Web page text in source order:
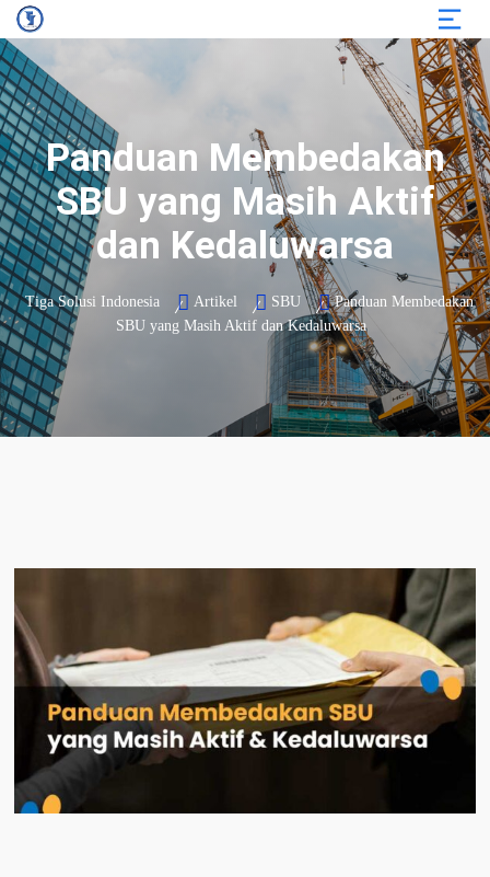
Panduan Membedakan
SBU yang Masih Aktif
dan Kedaluwarsa
Tiga Solusi Indonesia Artikel SBU
Panduan Membedakan
SBU yang Masih Aktif dan Kedaluwarsa